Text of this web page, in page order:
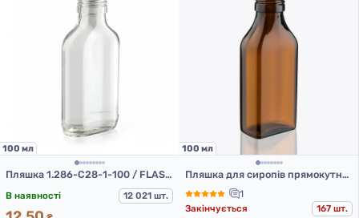
100 мл
Пляшка 1.286-С28-1-100 / FLASK (скляна пляшка 100 мл)
В наявності 12 021 шт.
100 мл
Пляшка для сиропів прямокутна DIN28, 100 мл
1
Закінчується
167 шт.